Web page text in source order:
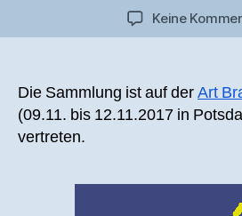
Keine
Die Sammlung ist auf derArt
(09.11. bis 12.11.2017 in
vertreten.